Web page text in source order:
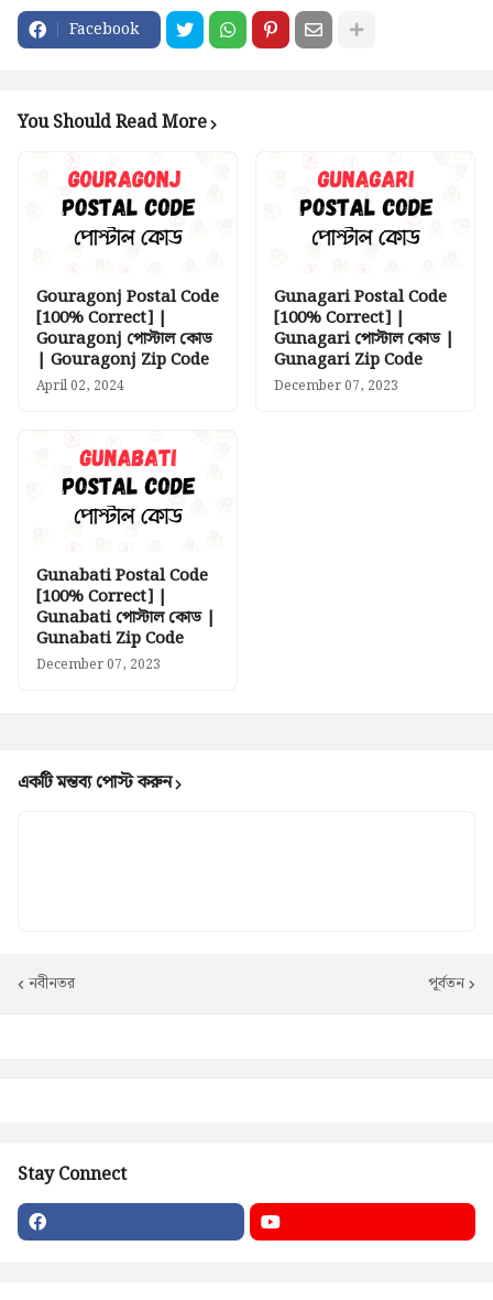
Facebook
You Should Read More
Gouragonj Postal Code
[100% Correct] |
Gouragonj পোস্টাল কোড
| Gouragonj Zip Code
April 02, 2024
Gunagari Postal Code
[100% Correct] |
Gunagari পোস্টাল কোড |
Gunagari Zip Code
December 07, 2023
Gunabati Postal Code
[100% Correct] |
Gunabati পোস্টাল কোড |
Gunabati Zip Code
December 07, 2023
একটি মন্তব্য পোস্ট করুন
নবীনতর পূর্বতন
Stay Connect